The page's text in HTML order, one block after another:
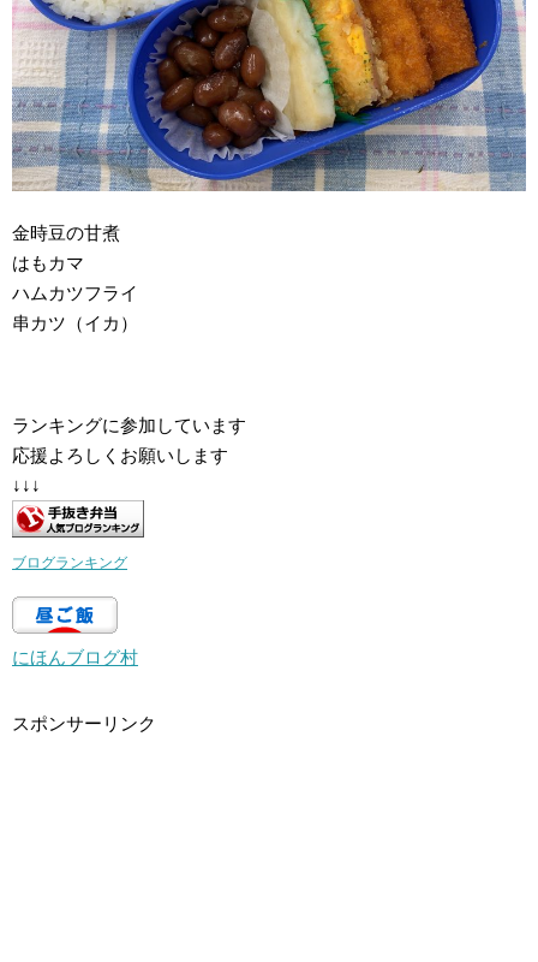
金時豆の甘煮
はもカマ
ハムカツフライ
串カツ（イカ）
ランキングに参加しています
応援よろしくお願いします
↓↓↓
ブログランキング
にほんブログ村
スポンサーリンク